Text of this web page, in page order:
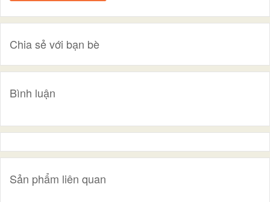
Chia sẻ với bạn bè
Bình luận
Sản phẩm liên quan